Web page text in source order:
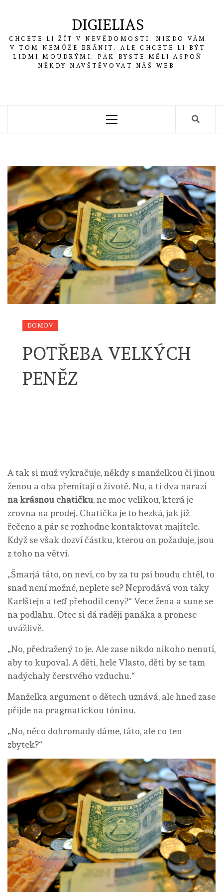
DIGIELIAS
CHCETE-LI ŽÍT V NEVĚDOMOSTI, NIKDO VÁM
V TOM NEMŮŽE BRÁNIT. ALE CHCETE-LI BÝT
LIDMI MOUDRÝMI, PAK BYSTE MĚLI ASPOŇ
NĚKDY NAVŠTĚVOVAT NÁŠ WEB.
DOMOV
POTŘEBA VELKÝCH
PENĚZ
A tak si muž vykračuje, někdy s manželkou či jinou
ženou a oba přemítají o životě. Nu, a ti dva narazí
na krásnou chatičku, ne moc velikou, která je
zrovna na prodej. Chatička je to hezká, jak již
řečeno a pár se rozhodne kontaktovat majitele.
Když se však dozví částku, kterou on požaduje, jsou
z toho na větvi.
„Šmarjá táto, on neví, co by za tu psí boudu chtěl, to
snad není možné, neplete se? Neprodává von taky
Karlštejn a teď přehodil ceny?“ Vece žena a sune se
na podlahu. Otec si dá raději panáka a pronese
uvážlivě.
„No, předražený to je. Ale zase nikdo nikoho nenutí,
aby to kupoval. A děti, hele Vlasto, děti by se tam
nadýchaly čerstvého vzduchu.“
Manželka argument o dětech uznává, ale hned zase
přijde na pragmatickou tóninu.
„No, něco dohromady dáme, táto, ale co ten
zbytek?“